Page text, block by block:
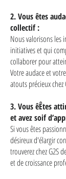
2. Vous êtes
collectif :
Nous valorisons les
initiatives et qui
collaborer pour
Votre audace et
atouts précieux chez
3. Vous êÊtes
et avez soif
Si vous êtes
désireux d'élargir
trouverez chez G2S
et de croissance